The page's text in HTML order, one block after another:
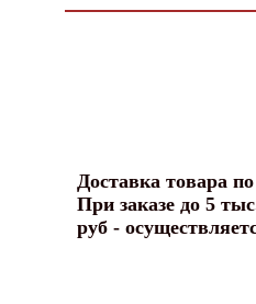
Доставка товара
При заказе до 5
руб -